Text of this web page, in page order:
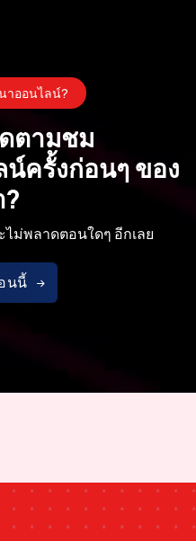
าออนไลน์?
ตามชม
ครั้งก่อนๆ ของ
?
ม่พลาดตอนใดๆ อีกเลย
นนี้